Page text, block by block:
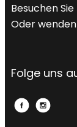
Besuchen
Oder
Folge uns